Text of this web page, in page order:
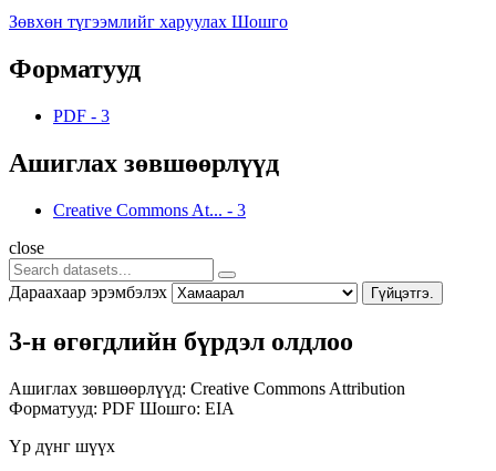
Зөвхөн түгээмлийг харуулах Шошго
Форматууд
PDF - 3
Ашиглах зөвшөөрлүүд
Creative Commons At... - 3
close
Дараахаар эрэмбэлэх Гүйцэтгэ.
3-н өгөгдлийн бүрдэл олдлоо
Ашиглах зөвшөөрлүүд: Creative Commons Attribution
Форматууд: PDF Шошго: EIA
Үр дүнг шүүх